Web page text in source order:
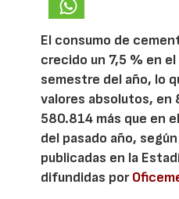
El consumo de
crecido un 7,5 % en
semestre del año, lo
valores absolutos,
580.814 más que en
del pasado año,
publicadas en la
difundidas por